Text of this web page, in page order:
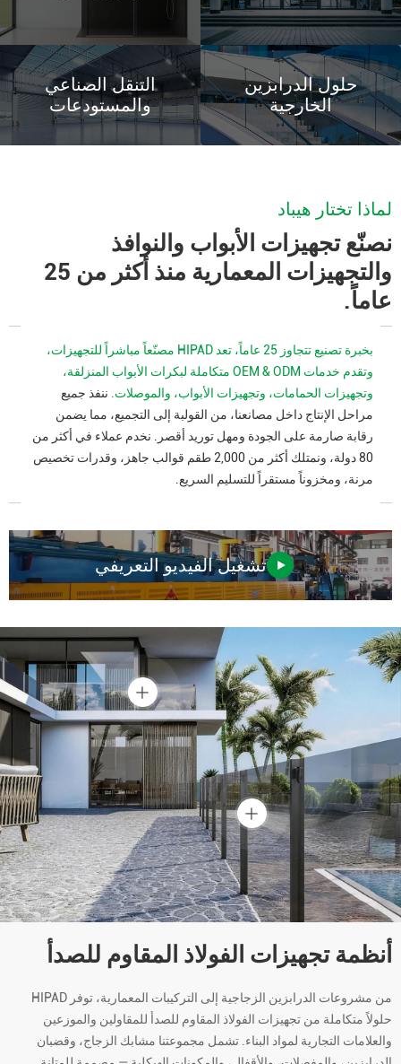
حلول الدرابزين
الخارجية
التنقل الصناعي
والمستودعات
لماذا تختار هيباد
نصنّع تجهيزات الأبواب والنوافذ
والتجهيزات المعمارية منذ أكثر من 25
عاماً.
بخبرة تصنيع تتجاوز 25 عاماً، تعد HIPAD مصنّعاً مباشراً للتجهيزات،
وتقدم خدمات OEM & ODM متكاملة لبكرات الأبواب المنزلقة،
وتجهيزات الحمامات، وتجهيزات الأبواب، والموصلات. ننفذ جميع
مراحل الإنتاج داخل مصانعنا، من القولبة إلى التجميع، مما يضمن
رقابة صارمة على الجودة ومهل توريد أقصر. نخدم عملاء في أكثر من
80 دولة، ونمتلك أكثر من 2,000 طقم قوالب جاهز، وقدرات تخصيص
مرنة، ومخزوناً مستقراً للتسليم السريع.
تشغيل الفيديو التعريفي
أنظمة تجهيزات الفولاذ المقاوم للصدأ
من مشروعات الدرابزين الزجاجية إلى التركيبات المعمارية، توفر HIPAD
حلولاً متكاملة من تجهيزات الفولاذ المقاوم للصدأ للمقاولين والموزعين
والعلامات التجارية لمواد البناء. تشمل مجموعتنا مشابك الزجاج، وقضبان